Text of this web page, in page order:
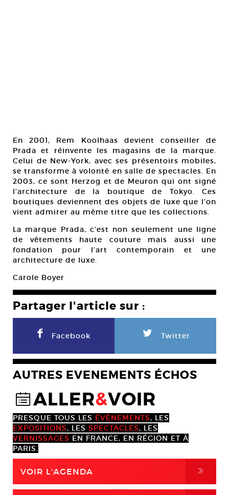
En 2001, Rem Koolhaas devient conseiller de
Prada et réinvente les magasins de la marque.
Celui de New-York, avec ses présentoirs mobiles,
se transforme à volonté en salle de spectacles. En
2003, ce sont Herzog et de Meuron qui ont signé
l’architecture de la boutique de Tokyo. Ces
boutiques deviennent des objets de luxe que l’on
vient admirer au même titre que les collections.
La marque Prada, c’est non seulement une ligne
de vêtements haute couture mais aussi une
fondation pour l’art contemporain et une
architecture de luxe.
Carole Boyer
Partager l'article sur :
F Facebook L Twitter
AUTRES EVENEMENTS ÉCHOS
@ALLER&VOIR
PRESQUE TOUS LES ÉVÈNEMENTS, LES
EXPOSITIONS, LES SPECTACLES, LES
VERNISSAGES EN FRANCE, EN RÉGION ET À
PARIS.
VOIR L'AGENDA ,